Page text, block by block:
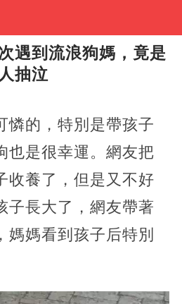
遇到流浪狗媽，竟是
抽泣
憐的，特別是帶孩子
也是很幸運。網友把
收養了，但是又不好
子長大了，網友帶著
媽媽看到孩子后特別